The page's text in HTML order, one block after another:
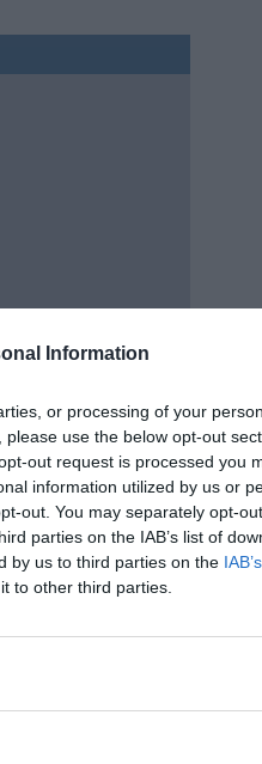
Information
or processing of your
use the below opt-out
out request is processed you
information utilized by us or
out. You may separately opt-
parties on the IAB’s list of
by us to third parties on the
to other third parties.